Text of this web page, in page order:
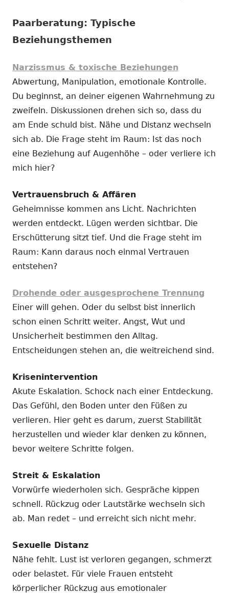
Paarberatung: Typische
Beziehungsthemen
Narzissmus & toxische Beziehungen
Abwertung, Manipulation, emotionale Kontrolle.
Du beginnst, an deiner eigenen Wahrnehmung zu
zweifeln. Diskussionen drehen sich so, dass du
am Ende schuld bist. Nähe und Distanz wechseln
sich ab. Die Frage steht im Raum: Ist das noch
eine Beziehung auf Augenhöhe – oder verliere ich
mich hier?
Vertrauensbruch & Affären
Geheimnisse kommen ans Licht. Nachrichten
werden entdeckt. Lügen werden sichtbar. Die
Erschütterung sitzt tief. Und die Frage steht im
Raum: Kann daraus noch einmal Vertrauen
entstehen?
Drohende oder ausgesprochene Trennung
Einer will gehen. Oder du selbst bist innerlich
schon einen Schritt weiter. Angst, Wut und
Unsicherheit bestimmen den Alltag.
Entscheidungen stehen an, die weitreichend sind.
Krisenintervention
Akute Eskalation. Schock nach einer Entdeckung.
Das Gefühl, den Boden unter den Füßen zu
verlieren. Hier geht es darum, zuerst Stabilität
herzustellen und wieder klar denken zu können,
bevor weitere Schritte folgen.
Streit & Eskalation
Vorwürfe wiederholen sich. Gespräche kippen
schnell. Rückzug oder Lautstärke wechseln sich
ab. Man redet – und erreicht sich nicht mehr.
Sexuelle Distanz
Nähe fehlt. Lust ist verloren gegangen, schmerzt
oder belastet. Für viele Frauen entsteht
körperlicher Rückzug aus emotionaler